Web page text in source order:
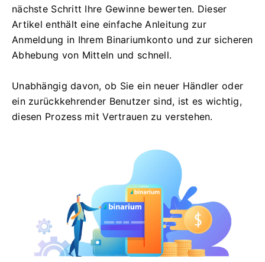
nächste Schritt Ihre Gewinne bewerten. Dieser
Artikel enthält eine einfache Anleitung zur
Anmeldung in Ihrem Binariumkonto und zur sicheren
Abhebung von Mitteln und schnell.
Unabhängig davon, ob Sie ein neuer Händler oder
ein zurückkehrender Benutzer sind, ist es wichtig,
diesen Prozess mit Vertrauen zu verstehen.